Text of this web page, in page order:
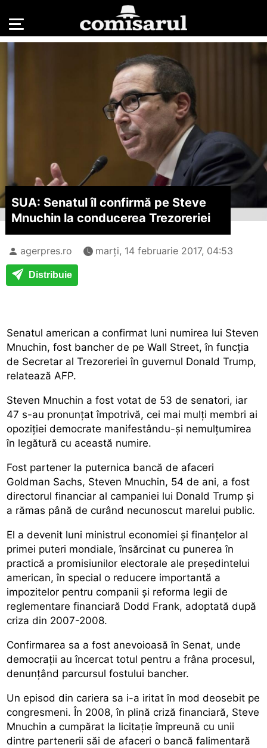
SUA: Senatul îl confirmă pe Steve
Mnuchin la conducerea Trezoreriei
agerpres.ro marți, 14 februarie 2017, 04:53
Distribuie
Senatul american a confirmat luni numirea lui Steven
Mnuchin, fost bancher de pe Wall Street, în funcția
de Secretar al Trezoreriei în guvernul Donald Trump,
relatează AFP.
Steven Mnuchin a fost votat de 53 de senatori, iar
47 s-au pronunțat împotrivă, cei mai mulți membri ai
opoziției democrate manifestându-și nemulțumirea
în legătură cu această numire.
Fost partener la puternica bancă de afaceri
Goldman Sachs, Steven Mnuchin, 54 de ani, a fost
directorul financiar al campaniei lui Donald Trump și
a rămas până de curând necunoscut marelui public.
El a devenit luni ministrul economiei și finanțelor al
primei puteri mondiale, însărcinat cu punerea în
practică a promisiunilor electorale ale președintelui
american, în special o reducere importantă a
impozitelor pentru companii și reforma legii de
reglementare financiară Dodd Frank, adoptată după
criza din 2007-2008.
Confirmarea sa a fost anevoioasă în Senat, unde
democrații au încercat totul pentru a frâna procesul,
denunțând parcursul fostului bancher.
Un episod din cariera sa i-a iritat în mod deosebit pe
congresmeni. În 2008, în plină criză financiară, Steve
Mnuchin a cumpărat la licitație împreună cu unii
dintre partenerii săi de afaceri o bancă falimentară